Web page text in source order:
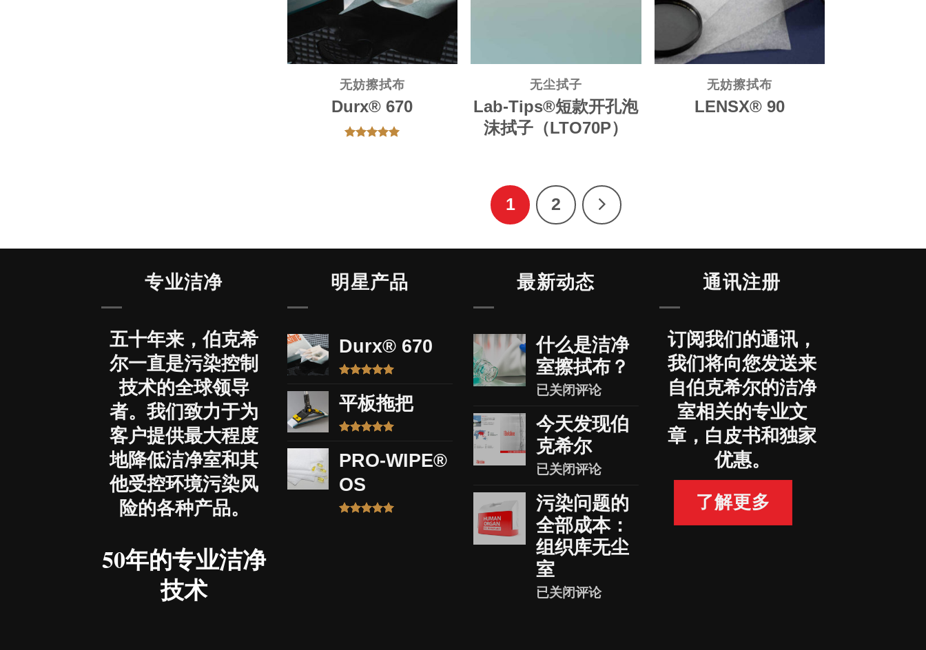
无妨擦拭布
Durx® 670
无尘拭子
Lab-Tips®短款开孔泡
沫拭子（LTO70P）
无妨擦拭布
LENSX® 90
1 2
专业洁净
五十年来，伯克希
尔一直是污染控制
技术的全球领导
者。我们致力于为
客户提供最大程度
地降低洁净室和其
他受控环境污染风
险的各种产品。
50年的专业洁净
技术
明星产品
Durx® 670
&sol; 5
平板拖把
&sol; 5
PRO-WIPE®
OS
最新动态
什么是洁净
室擦拭布？
什
是
洁
净
室
拭
布？
已关闭评论
今天发现伯
克希尔
今
发
现
伯
克
希
尔
已关闭评论
污染问题的
全部成本：
组织库无尘
室
污
已关闭评论
通讯注册
订阅我们的通讯，
我们将向您发送来
自伯克希尔的洁净
室相关的专业文
章，白皮书和独家
优惠。
了解更多